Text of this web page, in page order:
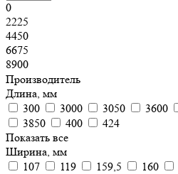
0
2225
4450
6675
8900
Производитель
Длина, мм
300
3000 3050 3600
3850
400
424
Показать все
Ширина, мм
107
119 159,5 160